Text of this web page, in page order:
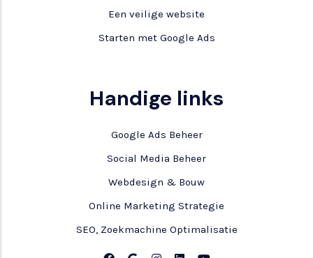
Een veilige website
Starten met Google Ads
Handige links
Google Ads Beheer
Social Media Beheer
Webdesign & Bouw
Online Marketing Strategie
SEO, Zoekmachine Optimalisatie